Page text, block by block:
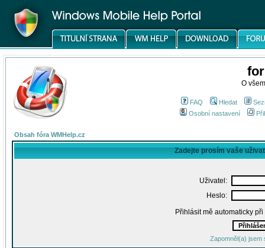
O
FAQ Hledat
Osobní nastavení
Obsah fóra WMHelp.cz
Zadejte prosím vaše
Uživatel:
Heslo:
Přihlásit mě automaticky
Zapomněl(a) jsem